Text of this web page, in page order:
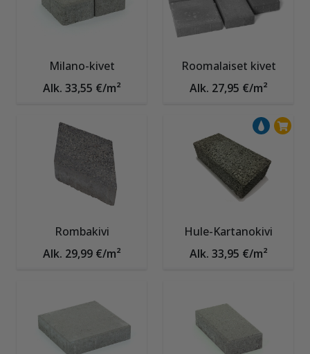
Milano-kivet
Alk. 33,55 €/m²
Roomalaiset kivet
Alk. 27,95 €/m²
Rombakivi
Alk. 29,99 €/m²
Hule-Kartanokivi
Alk. 33,95 €/m²